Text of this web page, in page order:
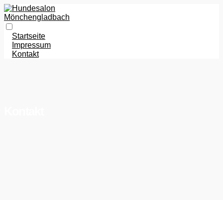
Startseite
Impressum
Kontakt